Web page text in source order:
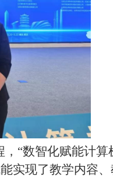
“数智化赋能计
实现了教学内容